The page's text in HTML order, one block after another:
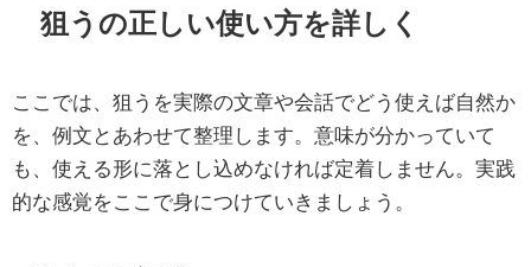
狙うの正しい使い方を詳しく
ここでは、狙うを実際の文章や会話でどう使えば自然か
を、例文とあわせて整理します。意味が分かっていて
も、使える形に落とし込めなければ定着しません。実践
的な感覚をここで身につけていきましょう。